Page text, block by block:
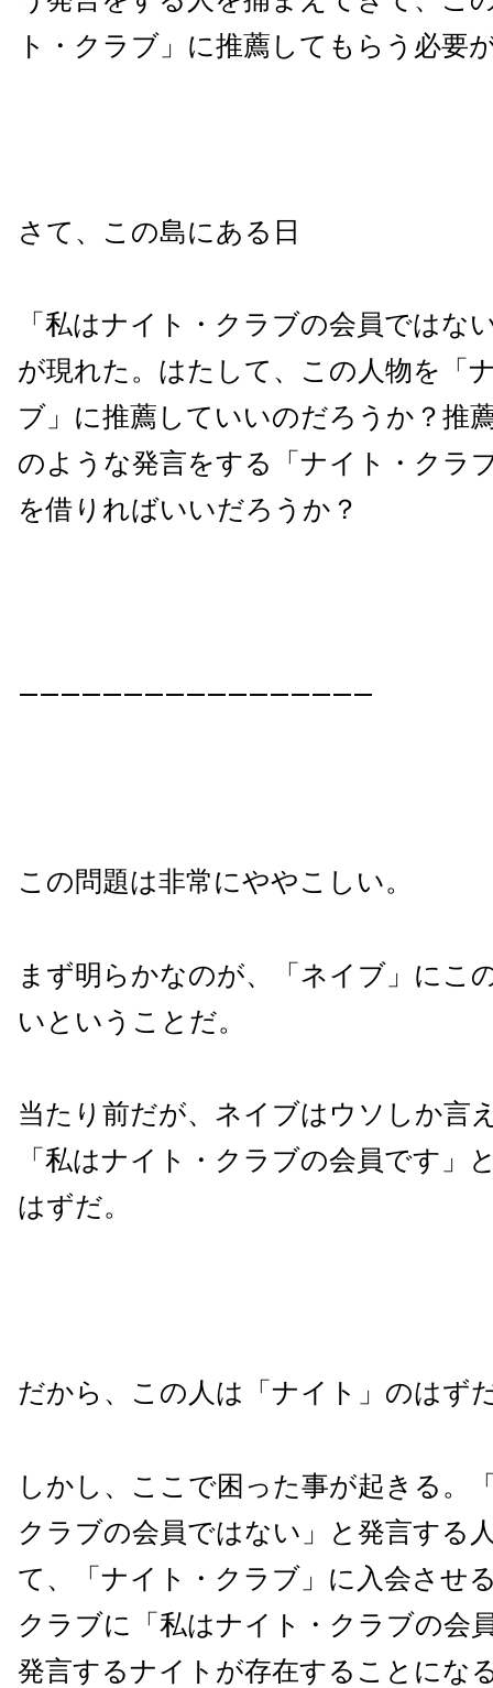
ト・クラブ」に推薦してもらう必要
さて、この島にある日
「私はナイト・クラブの会員ではな
が現れた。はたして、この人物を「
ブ」に推薦していいのだろうか？推
のような発言をする「ナイト・クラ
を借りればいいだろうか？
—————————————————
この問題は非常にややこしい。
まず明らかなのが、「ネイブ」にこ
いということだ。
当たり前だが、ネイブはウソしか言
「私はナイト・クラブの会員です」
はずだ。
だから、この人は「ナイト」のはず
しかし、ここで困った事が起きる。
クラブの会員ではない」と発言する
て、「ナイト・クラブ」に入会させ
クラブに「私はナイト・クラブの会
発言するナイトが存在することにな